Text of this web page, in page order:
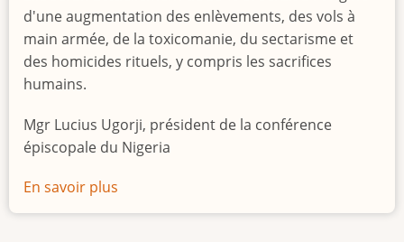
d'une augmentation des enlèvements, des vols à
main armée, de la toxicomanie, du sectarisme et
des homicides rituels, y compris les sacrifices
humains.
Mgr Lucius Ugorji, président de la conférence
épiscopale du Nigeria
En savoir plus
Le